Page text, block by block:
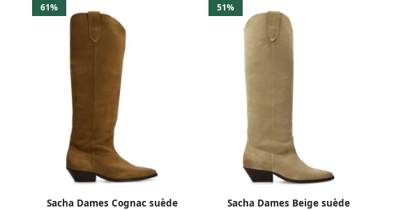
61%
Sacha Dames Cognac suède
51%
Sacha Dames Beige suède